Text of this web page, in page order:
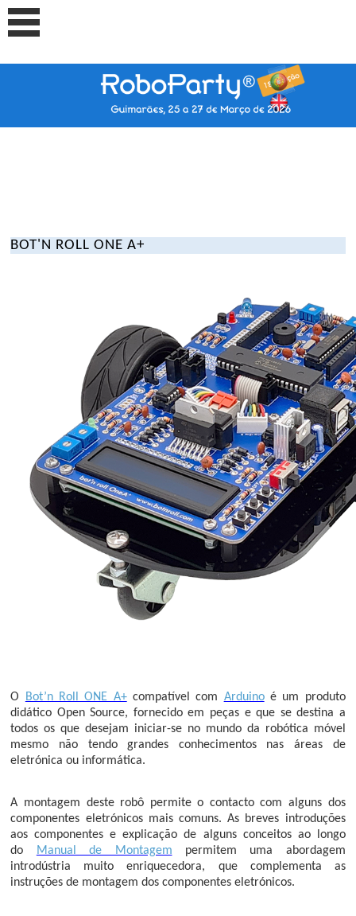
BOT'N ROLL ONE A+
O Bot’n Roll ONE A+compatível com Arduinoé um produto
didático Open Source, fornecido em peças e que se destina a
todos os que desejam iniciar-se no mundo da robótica móvel
mesmo não tendo grandes conhecimentos nas áreas de
eletrónica ou informática.
A montagem deste robô permite o contacto com alguns dos
componentes eletrónicos mais comuns. As breves introduções
aos componentes e explicação de alguns conceitos ao longo
do Manual de Montagem permitem uma abordagem
introdústria muito enriquecedora, que complementa as
instruções de montagem dos componentes eletrónicos.